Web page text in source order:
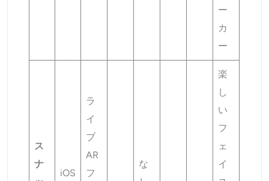
ー
カ
ー
ス
ナ
iOS
ラ
イ
ブ
AR
フ
な
楽
し
い
フ
ェ
イ